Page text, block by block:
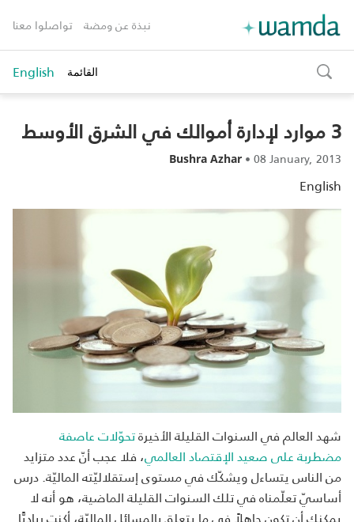
نبذة عن ومضة تواصلوا معنا
toggle
search
القائمة English
3 موارد لإدارة أموالك في الشرق الأوسط
Bushra Azhar •08 January, 2013
English
شهد العالم في السنوات القليلة الأخيرةتحوّلات عاصفة
مضطربة على صعيد الإقتصاد العالمي، فلا عجب أنّ عدد متزايد
من الناس يتساءل ويشكّك في مستوى إستقلاليّته الماليّة. درس
أساسيّ تعلّمناه في تلك السنوات القليلة الماضية، هو أنه لا